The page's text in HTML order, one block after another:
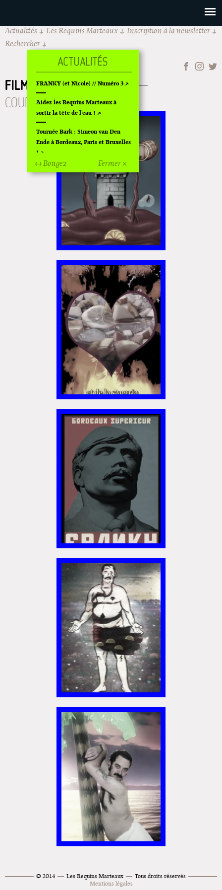
Actualités Les Requins Marteaux
Inscription à la newsletter
Rechercher
FILMS
LONG MÉTRAGE
COURT MÉTRAGE
CLIP
DES LARMES ET DE
LA SANGRIA II
Yoshimoto
DES LARMES ET DE
LA SANGRIA I
GÉNÉRATION
FRANKY
SOURCE DE VIE
POPOTIN POT DE VIN
// FRANKY VS DJ
STIFF
© 2014 Les Requins Marteaux
Tous droits réservés
Mentions légales
Fermer ×
↔ Bougez
FRANKY (et Nicole) // Numéro 3
Aidez les Requins Marteaux à
sortir la tête de l'eau !
Tournée Bark : Simeon van Den
Ende à Bordeaux, Paris et Bruxelles
!
Off Of Off d'Angoulême 2024
Superette de noël à Pola
L'exposition de Fungirl à
Montpellier !
Lancements de "Ras le bol" de
Exposition "Fungirl : Funeral
Home" à Colomiers
Tournée "Vulva Viking" : Elizabeth
Pich à Paris et Vincennes !
Dédicace de Gwénola Carrère à